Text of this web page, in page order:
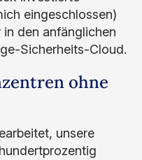
eingeschlossen)
den anfänglichen
Sicherheits-Cloud.
ohne
unsere